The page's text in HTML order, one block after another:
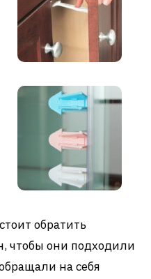
обратить
чтобы они подходили
на себя